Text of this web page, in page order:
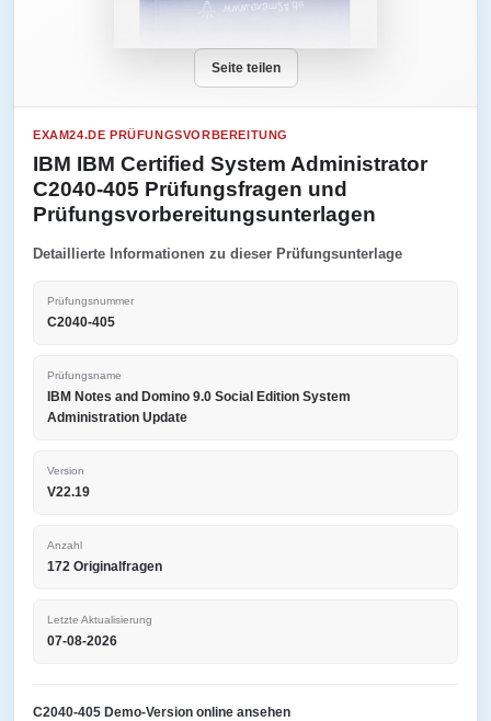
Seite teilen
EXAM24.DE PRÜFUNGSVORBEREITUNG
IBM IBM Certified System Administrator
C2040-405 Prüfungsfragen und
Prüfungsvorbereitungsunterlagen
Detaillierte Informationen zu dieser Prüfungsunterlage
Prüfungsnummer
C2040-405
Prüfungsname
IBM Notes and Domino 9.0 Social Edition System
Administration Update
Version
V22.19
Anzahl
172 Originalfragen
Letzte Aktualisierung
07-08-2026
C2040-405 Demo-Version online ansehen